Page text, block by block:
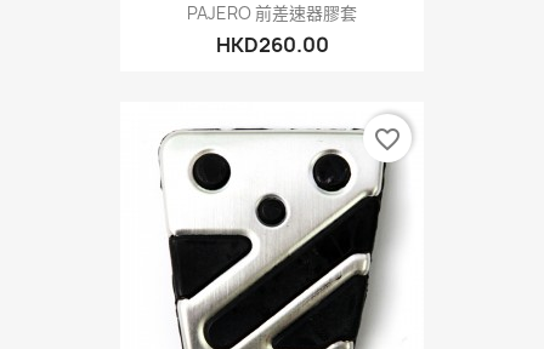
PAJERO 前差速器膠套
HKD260.00
favorite_border